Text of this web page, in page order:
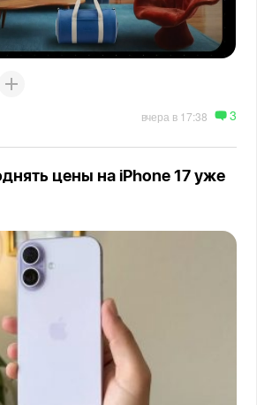
вчера в 17:38 3
цены на iPhone 17 уже